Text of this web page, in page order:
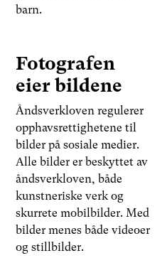
barn.
Fotografen
eier bildene
Åndsverkloven regulerer
opphavsrettighetene til
bilder på sosiale medier.
Alle bilder er beskyttet av
åndsverkloven, både
kunstneriske verk og
skurrete mobilbilder. Med
bilder menes både videoer
og stillbilder.